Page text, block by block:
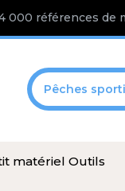
000 références de
Pêches
matériel Outils